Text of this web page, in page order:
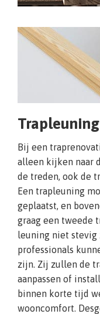
Bij een
alleen kijken naar
de treden, ook de
Een trapleuning
geplaatst, en
graag een tweede
leuning niet stevig
professionals
zijn. Zij zullen de
aanpassen of
binnen korte tijd
wooncomfort.